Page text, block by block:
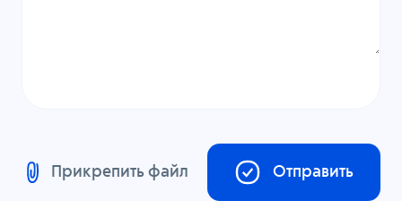
Прикрепить файл Отправить